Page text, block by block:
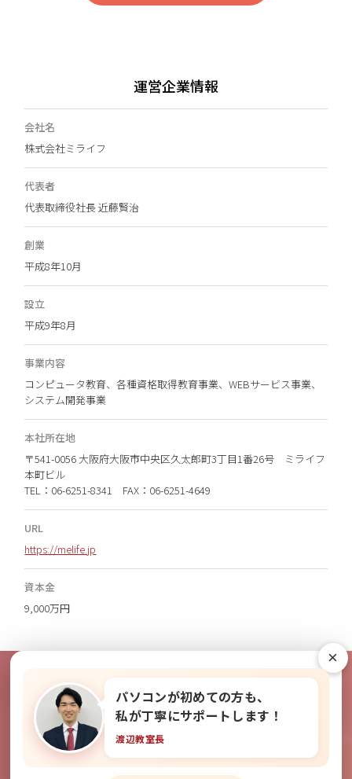
運営企業情報
会社名
株式会社ミライフ
代表者
代表取締役社長 近藤賢治
創業
平成8年10月
設立
平成9年8月
事業内容
コンピュータ教育、各種資格取得教育事業、WEBサービス事業、
システム開発事業
本社所在地
〒541-0056 大阪府大阪市中央区久太郎町3丁目1番26号 ミライフ
本町ビル
TEL：06-6251-8341 FAX：06-6251-4649
URL
https://melife.jp
資本金
9,000万円
×
パソコンが初めての方も、
私が丁寧にサポートします！
渡辺教室長
教室の雰囲気を無料で体験できま
す！